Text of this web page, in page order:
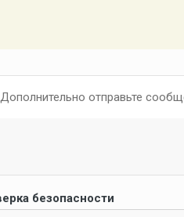
Дополнительно отправьте
безопасности